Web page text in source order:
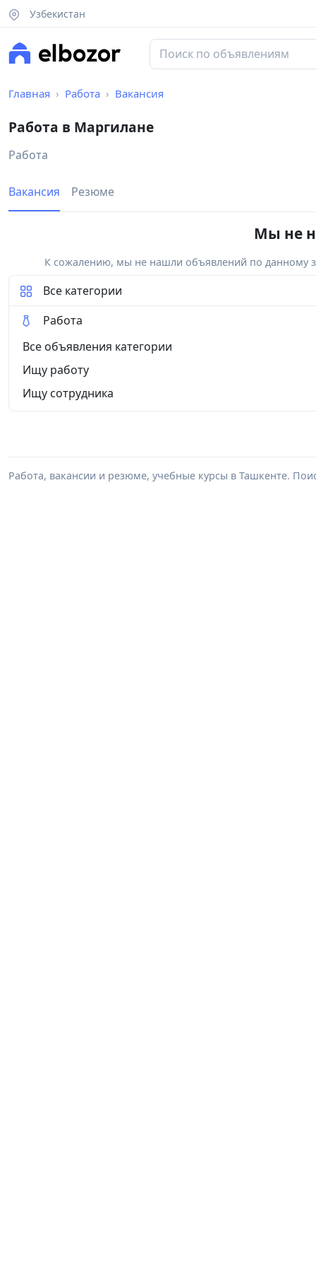
Узбекистан
Главная Работа Вакансия
Работа в Маргилане
Работа
Вакансия Резюме
Мы не
К сожалению, мы не нашли объявлений по данному
Все категории
Работа
Все объявления категории
Ищу работу
Ищу сотрудника
Работа, вакансии и резюме, учебные курсы в Ташкенте.